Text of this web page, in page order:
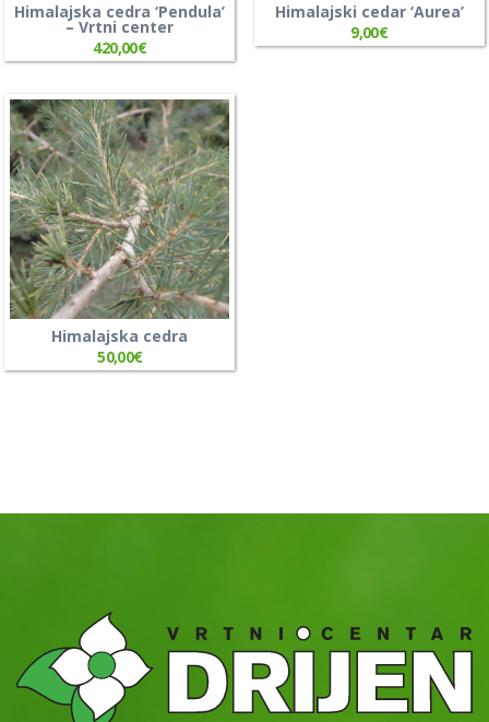
Himalajska cedra ‘Pendula’
– Vrtni center
420,00€
Himalajski cedar ‘Aurea’
9,00€
Himalajska cedra
50,00€